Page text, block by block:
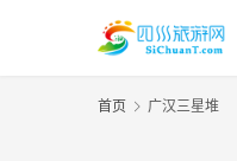
首页 广汉三星堆